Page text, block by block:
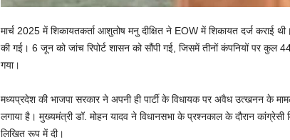
मार्च 2025 में शिकायतकर्ता आशुतोष मनु दीक्षित ने EOW में शिकायत दर्ज कराई
की गई। 6 जून को जांच रिपोर्ट शासन को सौंपी गई, जिसमें तीनों कंपनियों पर
गया।
मध्यप्रदेश की भाजपा सरकार ने अपनी ही पार्टी के विधायक पर अवैध उत्खनन के
लगाया है। मुख्यमंत्री डॉ. मोहन यादव ने विधानसभा के प्रश्नकाल के दौरान
लिखित रूप में दी।